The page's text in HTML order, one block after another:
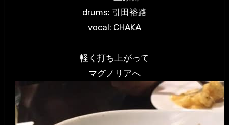
drums: 引田裕路
vocal: CHAKA
軽く打ち上がって
マグノリアへ